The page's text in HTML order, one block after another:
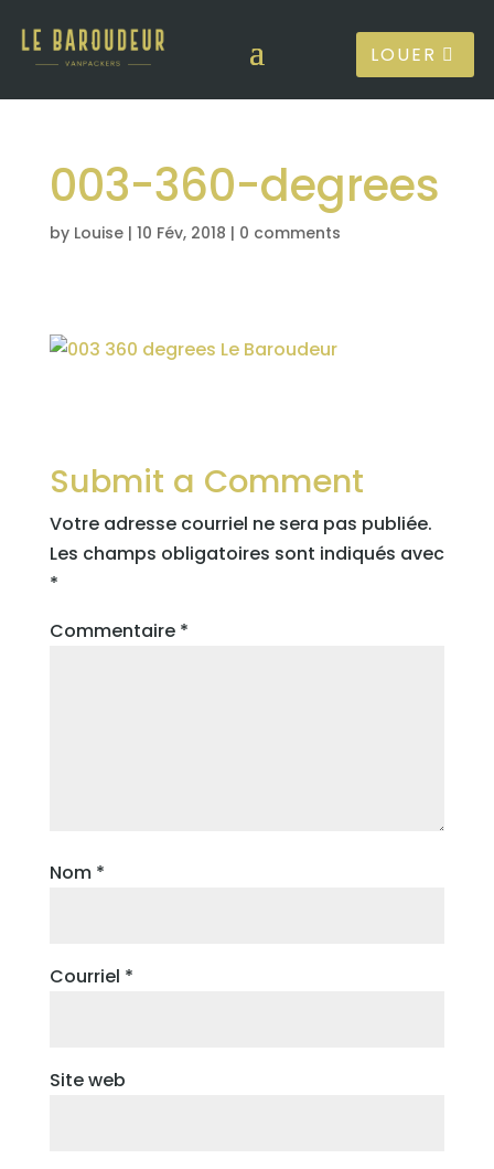
LOUER
003-360-degrees
by Louise| 10 Fév, 2018 | 0 comments
Submit a Comment
Votre adresse courriel ne sera pas publiée.
Les champs obligatoires sont indiqués avec
*
Commentaire *
Nom *
Courriel *
Site web